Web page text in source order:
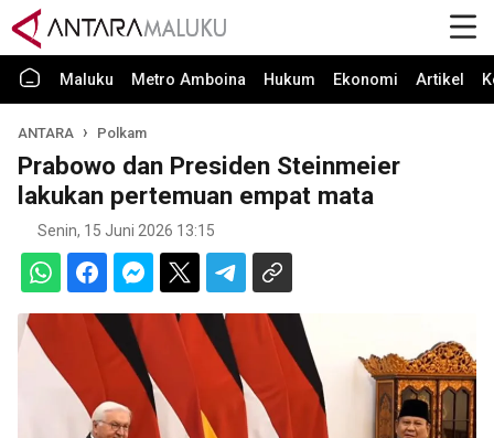
Maluku Metro Amboina Hukum Ekonomi Artikel
ANTARA Polkam
Prabowo dan Presiden Steinmeier
lakukan pertemuan empat mata
Senin, 15 Juni 2026 13:15